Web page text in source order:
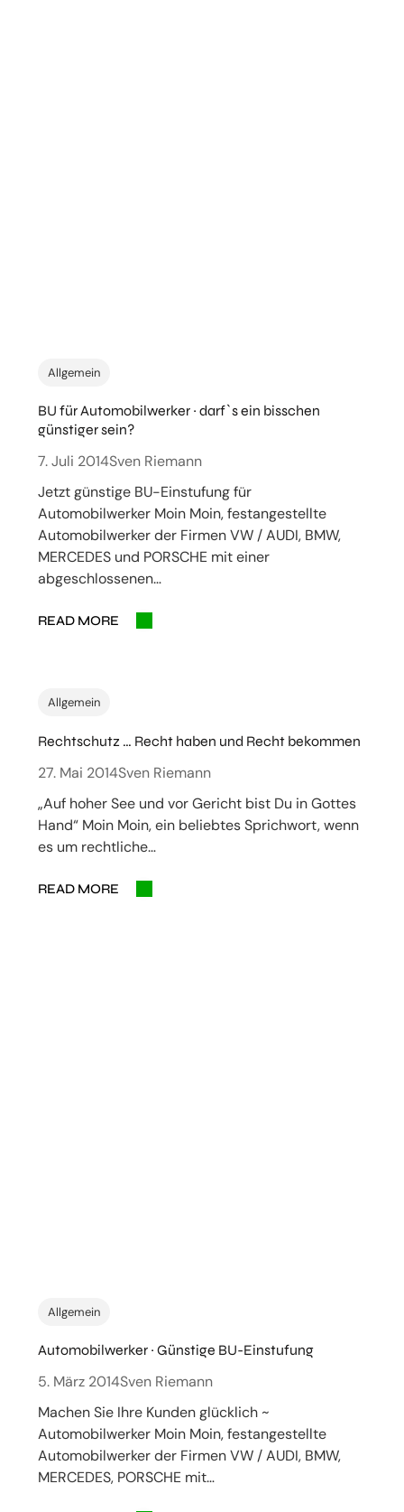
Allgemein
BU für Automobilwerker ~ darf`s ein bisschen
günstiger sein?
7. Juli 2014Sven Riemann
Jetzt günstige BU-Einstufung für
Automobilwerker Moin Moin, festangestellte
Automobilwerker der Firmen VW / AUDI, BMW,
MERCEDES und PORSCHE mit einer
abgeschlossenen…
READ MORE
Allgemein
Rechtschutz … Recht haben und Recht bekommen
27. Mai 2014Sven Riemann
„Auf hoher See und vor Gericht bist Du in Gottes
Hand“ Moin Moin, ein beliebtes Sprichwort, wenn
es um rechtliche…
READ MORE
Allgemein
Automobilwerker ~ Günstige BU-Einstufung
5. März 2014Sven Riemann
Machen Sie Ihre Kunden glücklich ~
Automobilwerker Moin Moin, festangestellte
Automobilwerker der Firmen VW / AUDI, BMW,
MERCEDES, PORSCHE mit…